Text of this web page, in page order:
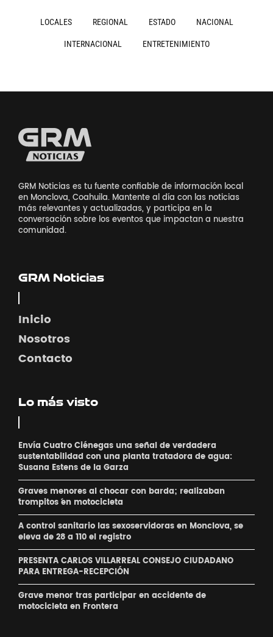
LOCALES REGIONAL ESTADO NACIONAL
INTERNACIONAL ENTRETENIMIENTO
GRM Noticias es tu fuente confiable de información local
en Monclova, Coahuila. Mantente al día con las noticias
más relevantes y actualizadas, y participa en la
conversación sobre los eventos que impactan a nuestra
comunidad.
GRM Noticias
Inicio
Nosotros
Contacto
Lo más visto
Envía Cuatro Ciénegas una señal de verdadera
sustentabilidad con una planta tratadora de agua:
Susana Estens de la Garza
Graves menores al chocar con barda; realizaban
´trompitos ´en motocicleta
A control sanitario las sexoservidoras en Monclova, se
eleva de 28 a 110 el registro
PRESENTA CARLOS VILLARREAL CONSEJO CIUDADANO
PARA ENTREGA-RECEPCIÓN
Grave menor tras participar en accidente de
motocicleta en Frontera